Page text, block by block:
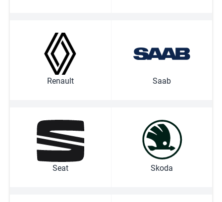
Renault Saab
Seat Skoda